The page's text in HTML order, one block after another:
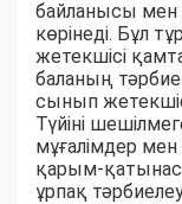
байланысы мен
көрінеді. Бұл
жетекшісі
баланың
сынып
Түйіні
мұғалімдер
қарым-
ұрпақ